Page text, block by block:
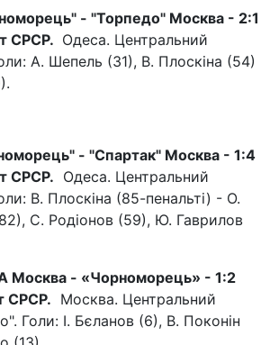
- "Торпедо" Москва - 2:1
СРСР. Одеса. Центральний
А. Шепель (31), В. Плоскіна (54)
- "Спартак" Москва - 1:4
СРСР. Одеса. Центральний
В. Плоскіна (85-пенальті) - О.
С. Родіонов (59), Ю. Гаврилов
Москва - «Чорноморець» - 1:2
СРСР. Москва. Центральний
Голи: І. Бєланов (6), В. Поконін